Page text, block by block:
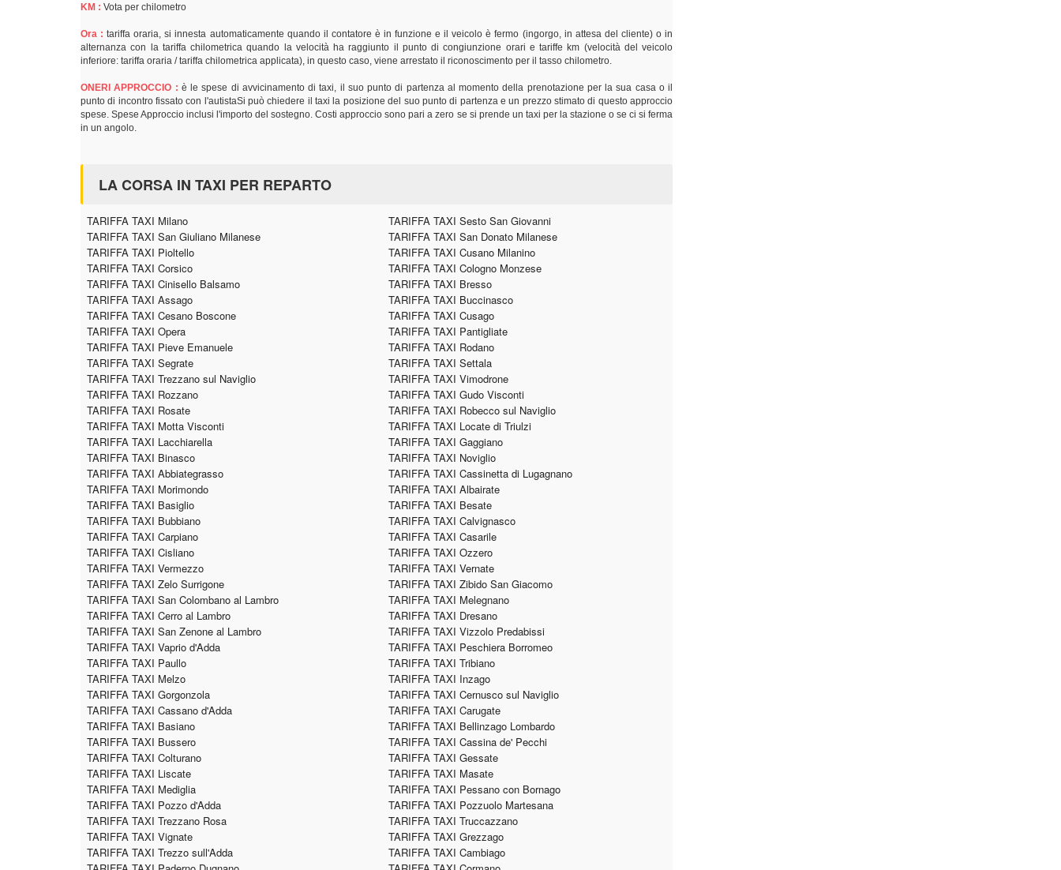
KM : Vota per chilometro
Ora : tariffa oraria, si innesta automaticamente quando il contatore è in funzione e il veicolo è fermo (ingorgo, in attesa del cliente) o in
alternanza con la tariffa chilometrica quando la velocità ha raggiunto il punto di congiunzione orari e tariffe km (velocità del veicolo
inferiore: tariffa oraria / tariffa chilometrica applicata), in questo caso, viene arrestato il riconoscimento per il tasso chilometro.
ONERI APPROCCIO : è le spese di avvicinamento di taxi, il suo punto di partenza al momento della prenotazione per la sua casa o il
punto di incontro fissato con l'autistaSi può chiedere il taxi la posizione del suo punto di partenza e un prezzo stimato di questo approccio
spese. Spese Approccio inclusi l'importo del sostegno. Costi approccio sono pari a zero se si prende un taxi per la stazione o se ci si ferma
in un angolo.
LA CORSA IN TAXI PER REPARTO
TARIFFA TAXI Milano
TARIFFA TAXI Sesto San Giovanni
TARIFFA TAXI San Giuliano Milanese
TARIFFA TAXI San Donato Milanese
TARIFFA TAXI Pioltello
TARIFFA TAXI Cusano Milanino
TARIFFA TAXI Corsico
TARIFFA TAXI Cologno Monzese
TARIFFA TAXI Cinisello Balsamo
TARIFFA TAXI Bresso
TARIFFA TAXI Assago
TARIFFA TAXI Buccinasco
TARIFFA TAXI Cesano Boscone
TARIFFA TAXI Cusago
TARIFFA TAXI Opera
TARIFFA TAXI Pantigliate
TARIFFA TAXI Pieve Emanuele
TARIFFA TAXI Rodano
TARIFFA TAXI Segrate
TARIFFA TAXI Settala
TARIFFA TAXI Trezzano sul Naviglio
TARIFFA TAXI Vimodrone
TARIFFA TAXI Rozzano
TARIFFA TAXI Gudo Visconti
TARIFFA TAXI Rosate
TARIFFA TAXI Robecco sul Naviglio
TARIFFA TAXI Motta Visconti
TARIFFA TAXI Locate di Triulzi
TARIFFA TAXI Lacchiarella
TARIFFA TAXI Gaggiano
TARIFFA TAXI Binasco
TARIFFA TAXI Noviglio
TARIFFA TAXI Abbiategrasso
TARIFFA TAXI Cassinetta di Lugagnano
TARIFFA TAXI Morimondo
TARIFFA TAXI Albairate
TARIFFA TAXI Basiglio
TARIFFA TAXI Besate
TARIFFA TAXI Bubbiano
TARIFFA TAXI Calvignasco
TARIFFA TAXI Carpiano
TARIFFA TAXI Casarile
TARIFFA TAXI Cisliano
TARIFFA TAXI Ozzero
TARIFFA TAXI Vermezzo
TARIFFA TAXI Vernate
TARIFFA TAXI Zelo Surrigone
TARIFFA TAXI Zibido San Giacomo
TARIFFA TAXI San Colombano al Lambro
TARIFFA TAXI Melegnano
TARIFFA TAXI Cerro al Lambro
TARIFFA TAXI Dresano
TARIFFA TAXI San Zenone al Lambro
TARIFFA TAXI Vizzolo Predabissi
TARIFFA TAXI Vaprio d'Adda
TARIFFA TAXI Peschiera Borromeo
TARIFFA TAXI Paullo
TARIFFA TAXI Tribiano
TARIFFA TAXI Melzo
TARIFFA TAXI Inzago
TARIFFA TAXI Gorgonzola
TARIFFA TAXI Cernusco sul Naviglio
TARIFFA TAXI Cassano d'Adda
TARIFFA TAXI Carugate
TARIFFA TAXI Basiano
TARIFFA TAXI Bellinzago Lombardo
TARIFFA TAXI Bussero
TARIFFA TAXI Cassina de' Pecchi
TARIFFA TAXI Colturano
TARIFFA TAXI Gessate
TARIFFA TAXI Liscate
TARIFFA TAXI Masate
TARIFFA TAXI Mediglia
TARIFFA TAXI Pessano con Bornago
TARIFFA TAXI Pozzo d'Adda
TARIFFA TAXI Pozzuolo Martesana
TARIFFA TAXI Trezzano Rosa
TARIFFA TAXI Truccazzano
TARIFFA TAXI Vignate
TARIFFA TAXI Grezzago
TARIFFA TAXI Trezzo sull'Adda
TARIFFA TAXI Cambiago